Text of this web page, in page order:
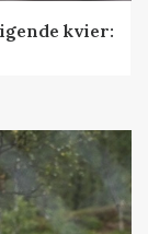
kvier: